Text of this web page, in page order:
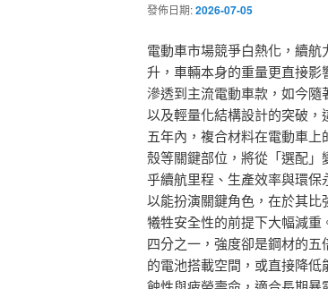
發佈日期:2026-07-05
電動車市場競爭白熱化，續
升，車輛本身的重量更直接
滲透到主流電動車款，如今隨
以及輕量化結構設計的突破
五年內，複合材料在電動車
殼等關鍵部位，將從「選配
乎續航里程、生產效率與環
以能扮演關鍵角色，在於其
犧牲安全性的前提下大幅減
四分之一，強度卻是鋼材的
的電池搭載空間，或直接降